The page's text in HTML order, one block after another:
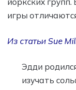
игры
Из статьиSue
Эдди
изучать